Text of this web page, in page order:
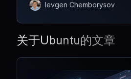
Ievgen Chemborysov
关于Ubuntu的文章